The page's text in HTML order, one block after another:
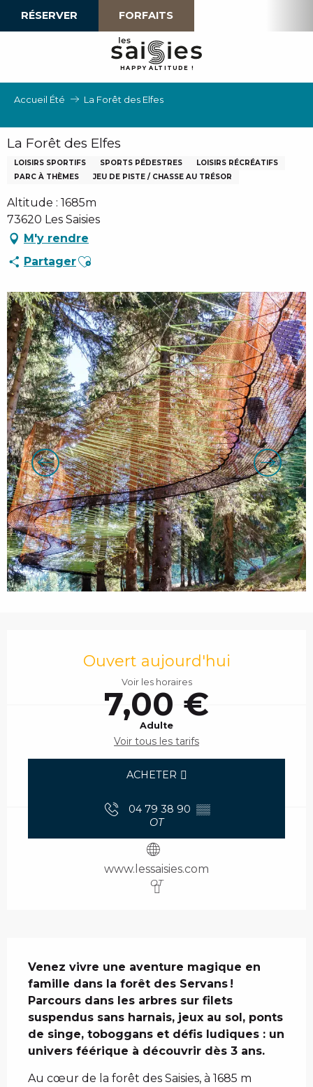
RÉSERVER FORFAITS
HAPPY ALTI TU D E !
Accueil Été La Forêt des Elfes
La Forêt des Elfes
LOISIRS SPORTIFS SPORTS PÉDESTRES
LOISIRS RÉCRÉATIFS
PARC À THÈMES
JEU DE PISTE / CHASSE AU TRÉSOR
Altitude : 1685m
73620 Les Saisies
M'y rendre
PartagerAjouter aux favoris
Ouvert aujourd'hui
Voir les horaires
7,00 €
Adulte
Voir tous les tarifs
ACHETER
04 79 38 90 ▒▒
OT
www.lessaisies.com
OT
Venez vivre une aventure magique en
famille dans la forêt des Servans !
Parcours dans les arbres sur filets
suspendus sans harnais, jeux au sol, ponts
de singe, toboggans et défis ludiques : un
univers féérique à découvrir dès 3 ans.
Au cœur de la forêt des Saisies, à 1685 m